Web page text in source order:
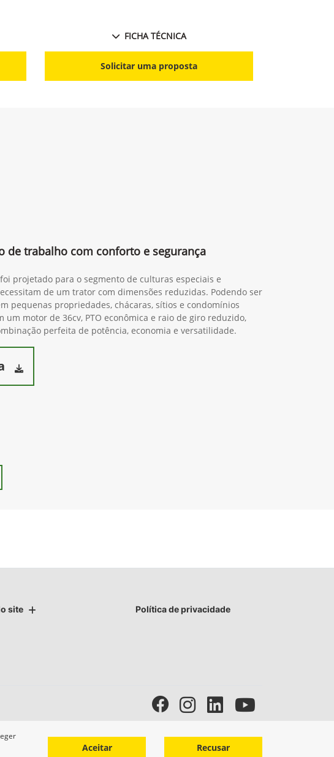
FICHA TÉCNICA
Solicitar uma proposta
de trabalho com conforto e segurança
projetado para o segmento de culturas especiais e
de um trator com dimensões reduzidas. Podendo ser
pequenas propriedades, chácaras, sítios e condomínios
um motor de 36cv, PTO econômica e raio de giro reduzido,
perfeita de potência, economia e versatilidade.
site Política de privacidade
Aceitar Recusar